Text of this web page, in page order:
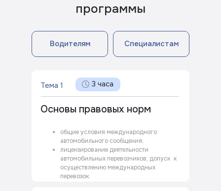
программы
Водителям Специалистам
Тема 1
Основы правовых норм
3 часа
общие условия международного
автомобильного сообщения;
лицензирование деятельности
автомобильных перевозчиков, допуск к
осуществлению международных
перевозок.